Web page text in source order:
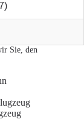
Sie, den